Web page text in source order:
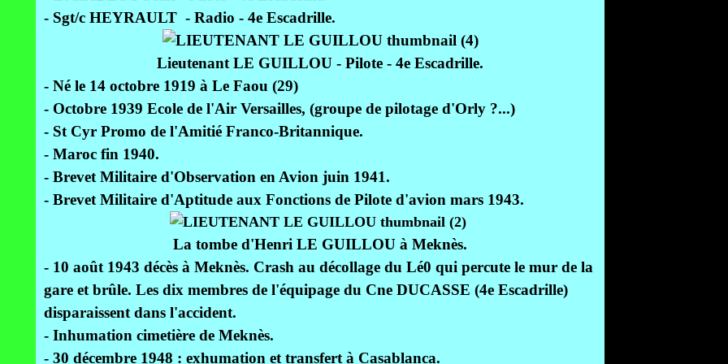
- Sgt/c HEYRAULT - Radio - 4e Escadrille.
Lieutenant LE GUILLOU - Pilote - 4e Escadrille.
- Né le 14 octobre 1919 à Le Faou (29)
- Octobre 1939 Ecole de l'Air Versailles, (groupe de pilotage d'Orly ?...)
- St Cyr Promo de l'Amitié Franco-Britannique.
- Maroc fin 1940.
- Brevet Militaire d'Observation en Avion juin 1941.
- Brevet Militaire d'Aptitude aux Fonctions de Pilote d'avion mars 1943.
La tombe d'Henri LE GUILLOU à Meknès.
- 10 août 1943 décès à Meknès. Crash au décollage du Lé0 qui percute le mur de la
gare et brûle. Les dix membres de l'équipage du Cne DUCASSE (4e Escadrille)
disparaissent dans l'accident.
- Inhumation cimetière de Meknès.
- 30 décembre 1948 : exhumation et transfert à Casablanca.